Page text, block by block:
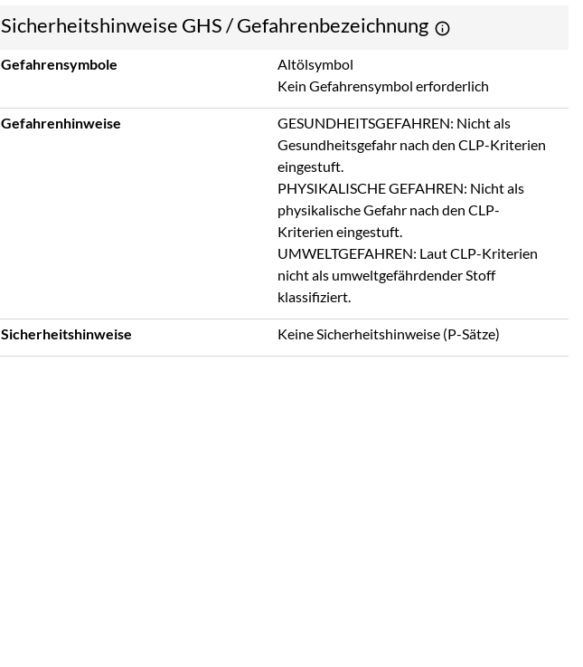
Sicherheitshinweise GHS / Gefahrenbezeichnung
Gefahrensymbole
Altölsymbol
Kein Gefahrensymbol erforderlich
Gefahrenhinweise
GESUNDHEITSGEFAHREN: Nicht als
Gesundheitsgefahr nach den CLP-Kriterien
eingestuft.
PHYSIKALISCHE GEFAHREN: Nicht als
physikalische Gefahr nach den CLP-
Kriterien eingestuft.
UMWELTGEFAHREN: Laut CLP-Kriterien
nicht als umweltgefährdender Stoff
klassifiziert.
Sicherheitshinweise Keine Sicherheitshinweise (P-Sätze)